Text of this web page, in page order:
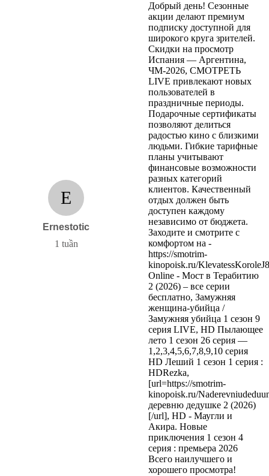
E
Ernestotic
1 tuần
Добрый день! Сезонные
акции делают премиум
подписку доступной для
широкого круга зрителей.
Скидки на просмотр
Испания — Аргентина,
ЧМ-2026, СМОТРЕТЬ
LIVE привлекают новых
пользователей в
праздничные периоды.
Подарочные сертификаты
позволяют делиться
радостью кино с близкими
людьми. Гибкие тарифные
планы учитывают
финансовые возможности
разных категорий
клиентов. Качественный
отдых должен быть
доступен каждому
независимо от бюджета.
Заходите и смотрите с
комфортом на -
https://smotrim-
kinopoisk.ru/
Online - Мост в Терабитию
2 (2026) – все серии
бесплатно, Замужняя
женщина-убийца /
Замужняя убийца 1 сезон 9
серия LIVE, HD Пылающее
лето 1 сезон 26 серия —
1,2,3,4,5,6,7,8,9,10 серия
HD Леший 1 сезон 1 серия :
HDRezka,
[url=https://smotrim-
kinopoisk.ru/
деревню дедушке 2 (2026)
[/url], HD - Маугли и
Акира. Новые
приключения 1 сезон 4
серия : премьера 2026
Всего наилучшего и
хорошего просмотра!